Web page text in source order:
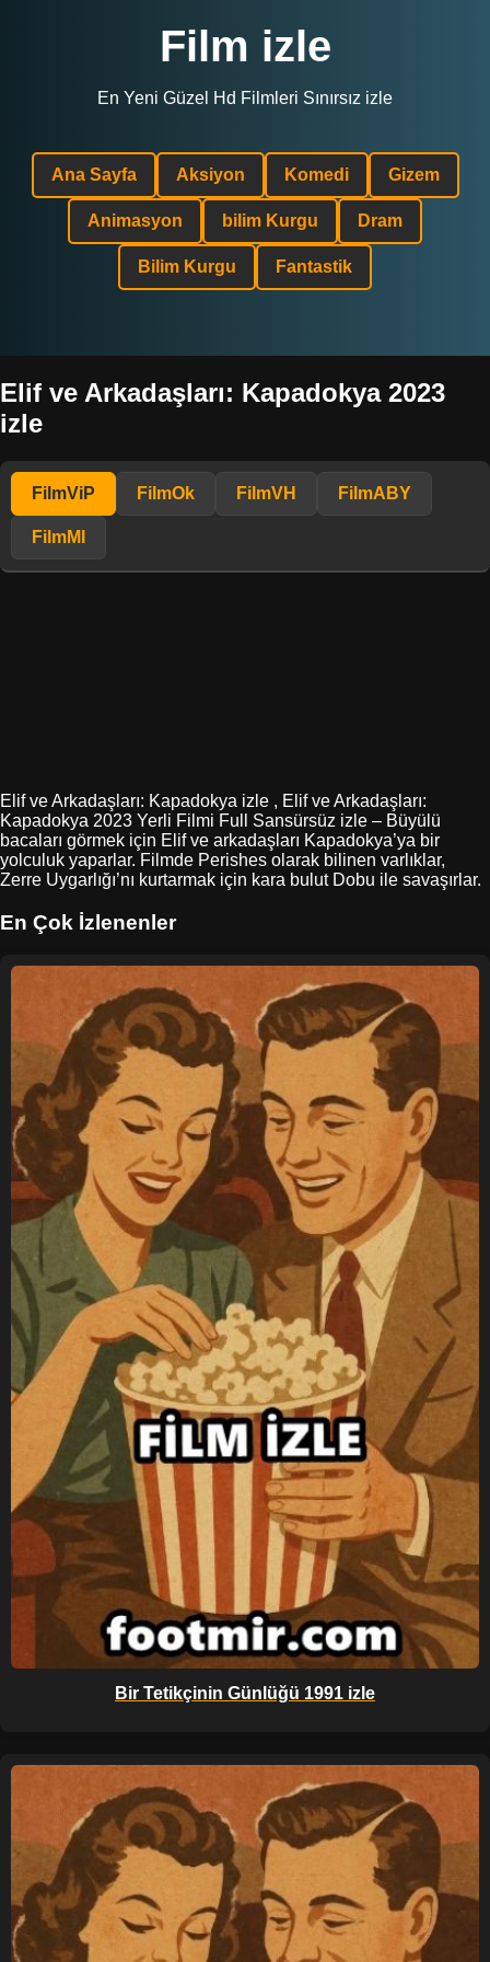
Film izle
En Yeni Güzel Hd Filmleri Sınırsız izle
Ana Sayfa Aksiyon Komedi Gizem
Animasyon bilim Kurgu Dram
Bilim Kurgu Fantastik
Elif ve Arkadaşları: Kapadokya 2023
izle
FilmViP FilmOk FilmVH FilmABY
FilmMl
Elif ve Arkadaşları: Kapadokya izle , Elif ve Arkadaşları:
Kapadokya 2023 Yerli Filmi Full Sansürsüz izle – Büyülü
bacaları görmek için Elif ve arkadaşları Kapadokya’ya bir
yolculuk yaparlar. Filmde Perishes olarak bilinen varlıklar,
Zerre Uygarlığı’nı kurtarmak için kara bulut Dobu ile savaşırlar.
En Çok İzlenenler
Bir Tetikçinin Günlüğü 1991 izle